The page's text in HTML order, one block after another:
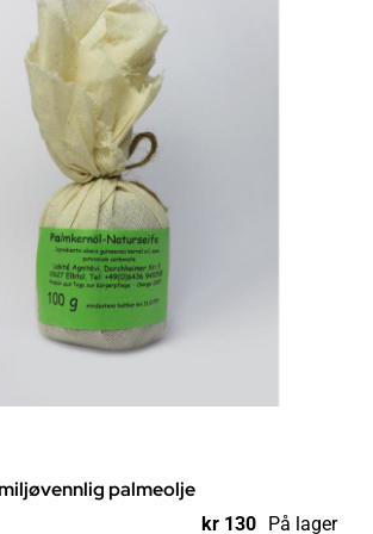
palmeolje
kr 130 På lager